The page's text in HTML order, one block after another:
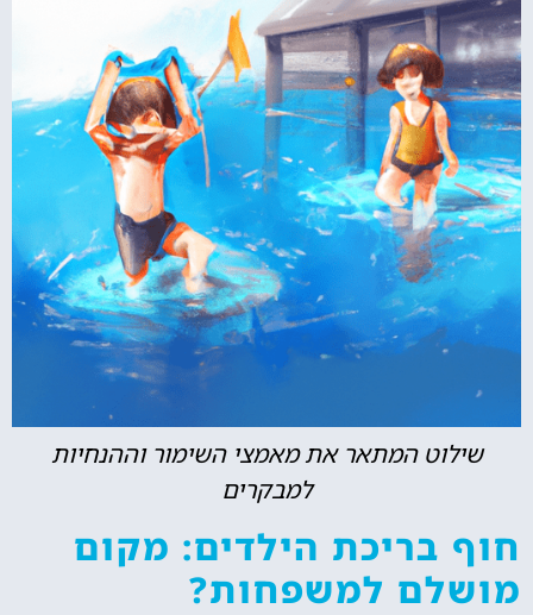
שילוט המתאר את מאמצי השימור וההנחיות
למבקרים
חוף בריכת הילדים: מקום
מושלם למשפחות?